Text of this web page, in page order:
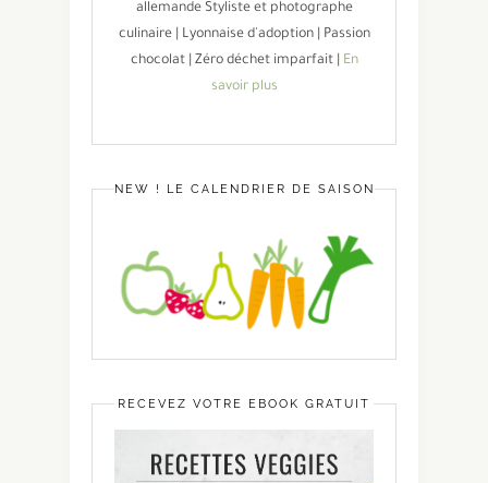
allemande Styliste et photographe
culinaire | Lyonnaise d'adoption | Passion
chocolat | Zéro déchet imparfait |
En
savoir plus
NEW ! LE CALENDRIER DE SAISON
RECEVEZ VOTRE EBOOK GRATUIT